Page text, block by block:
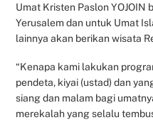
Umat Kristen Paslon
Yerusalem dan untuk Umat
lainnya akan berikan wisata
“Kenapa kami lakukan
pendeta, kiyai (ustad) dan
siang dan malam bagi
merekalah yang selalu